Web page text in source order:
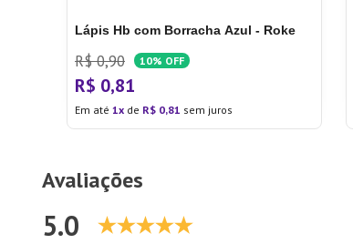
Lápis Hb com Borracha Azul - Roke
R$ 0,90 10% OFF
R$ 0,81
Em até 1 de R$ 0,81 sem juros
Avaliações
5.0